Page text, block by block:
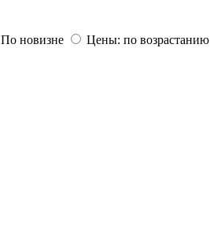
По новизне Цены: по возрастанию